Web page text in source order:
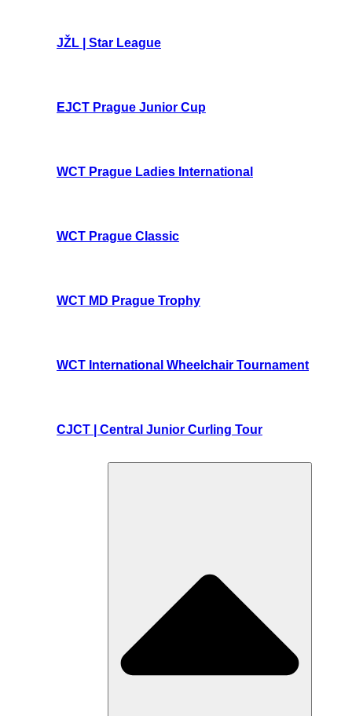
JŽL | Star League
EJCT Prague Junior Cup
WCT Prague Ladies International
WCT Prague Classic
WCT MD Prague Trophy
WCT International Wheelchair Tournament
CJCT | Central Junior Curling Tour